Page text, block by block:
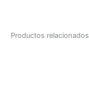
Productos relacionados